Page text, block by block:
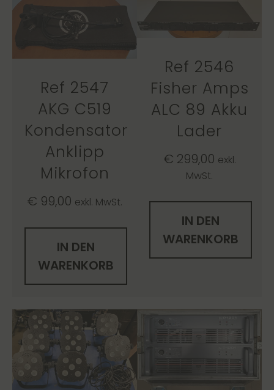
Ref 2547
AKG C519
Kondensator
Anklipp
Mikrofon
€ 99,00 exkl. MwSt.
IN DEN
WARENKORB
Ref 2546
Fisher Amps
ALC 89 Akku
Lader
€ 299,00 exkl.
MwSt.
IN DEN
WARENKORB